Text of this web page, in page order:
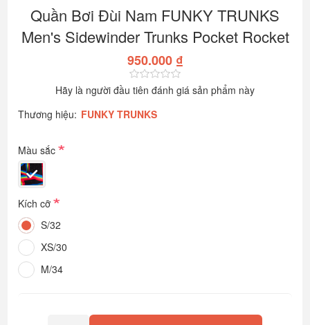
Quần Bơi Đùi Nam FUNKY TRUNKS
Men's Sidewinder Trunks Pocket Rocket
950.000 ₫
Hãy là người đầu tiên đánh giá sản phẩm này
Thương hiệu: FUNKY TRUNKS
Màu sắc*
Kích cỡ*
S/32
XS/30
M/34